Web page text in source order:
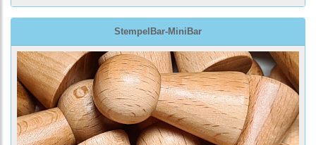
StempelBar-MiniBar